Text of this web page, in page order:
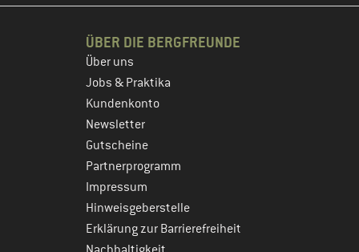
ÜBER DIE BERGFREUNDE
Über uns
Jobs & Praktika
Kundenkonto
Newsletter
Gutscheine
Partnerprogramm
Impressum
Hinweisgeberstelle
Erklärung zur Barrierefreiheit